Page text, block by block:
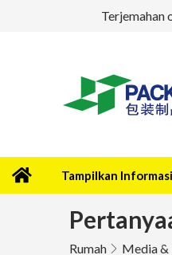
Terjemahan
Tampilkan Informasi
Rumah Media